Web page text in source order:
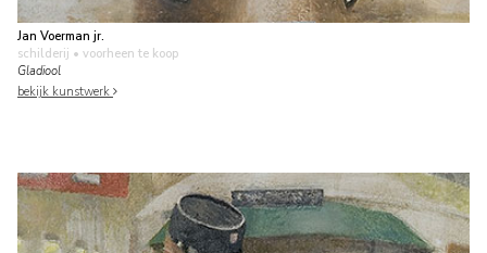
Jan Voerman jr.
schilderij • voorheen te koop
Gladiool
bekijk kunstwerk